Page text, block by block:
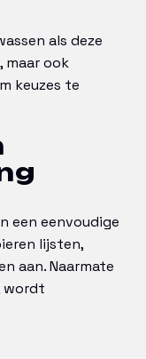
als deze
maar ook
keuzes te
een eenvoudige
lijsten,
aan. Naarmate
wordt